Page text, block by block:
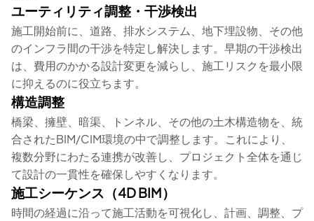
ユーティリティ調整・干渉検出
施工開始前に、道路、排水システム、地下埋設物、その他
のインフラ間の干渉を特定し解決します。早期の干渉検出
は、費用のかかる設計変更を減らし、施工リスクを最小限
に抑えるのに役立ちます。
構造調整
橋梁、擁壁、暗渠、トンネル、その他の土木構造物を、統
合されたBIM/CIM環境の中で調整します。これにより、
複数分野にわたる連携が改善し、プロジェクト全体を通じ
て設計の一貫性を確保しやすくなります。
施工シーケンス（4D BIM）
時間の経過に沿って施工活動を可視化し、計画、調整、プ